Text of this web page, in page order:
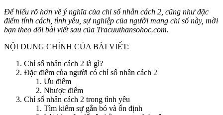
Để hiểu rõ hơn về ý nghĩa của chỉ số nhân cách 2, cũng như đặc
điểm tính cách, tình yêu, sự nghiệp của người mang chỉ số này, mời
bạn theo dõi bài viết sau của Tracuuthansohoc.com.
NỘI DUNG CHÍNH CỦA BÀI VIẾT:
Chỉ số nhân cách 2 là gì?
Đặc điểm của người có chỉ số nhân cách 2
Ưu điểm
Nhược điểm
Chỉ số nhân cách 2 trong tình yêu
Tìm kiếm sự gắn bó và ổn định